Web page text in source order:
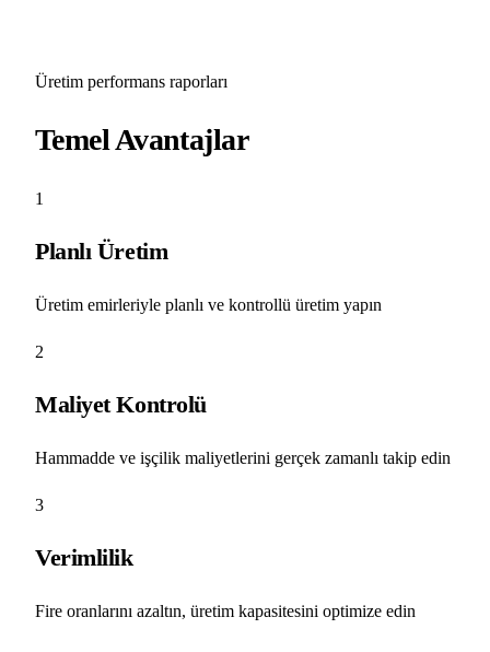
Üretim performans raporları
Temel Avantajlar
1
Planlı Üretim
Üretim emirleriyle planlı ve kontrollü üretim yapın
2
Maliyet Kontrolü
Hammadde ve işçilik maliyetlerini gerçek zamanlı takip edin
3
Verimlilik
Fire oranlarını azaltın, üretim kapasitesini optimize edin